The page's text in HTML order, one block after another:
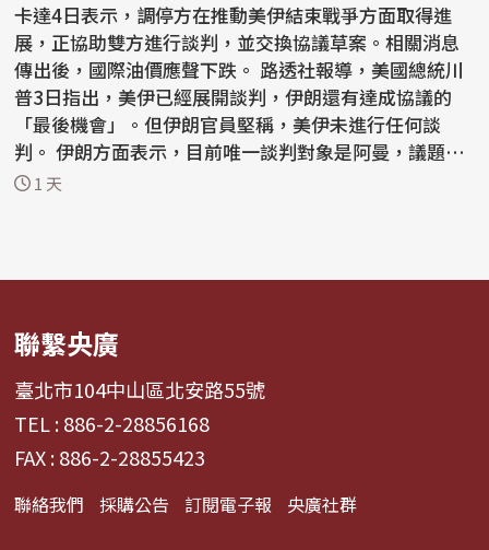
卡達4日表示，調停方在推動美伊結束戰爭方面取得進
展，正協助雙方進行談判，並交換協議草案。相關消息
傳出後，國際油價應聲下跌。 路透社報導，美國總統川
普3日指出，美伊已經展開談判，伊朗還有達成協議的
「最後機會」。但伊朗官員堅稱，美伊未進行任何談
判。 伊朗方面表示，目前唯一談判對象是阿曼，議題是
荷莫茲...
1 天
聯繫央廣
臺北市104中山區北安路55號
TEL : 886-2-28856168
FAX : 886-2-28855423
聯絡我們 採購公告 訂閱電子報 央廣社群